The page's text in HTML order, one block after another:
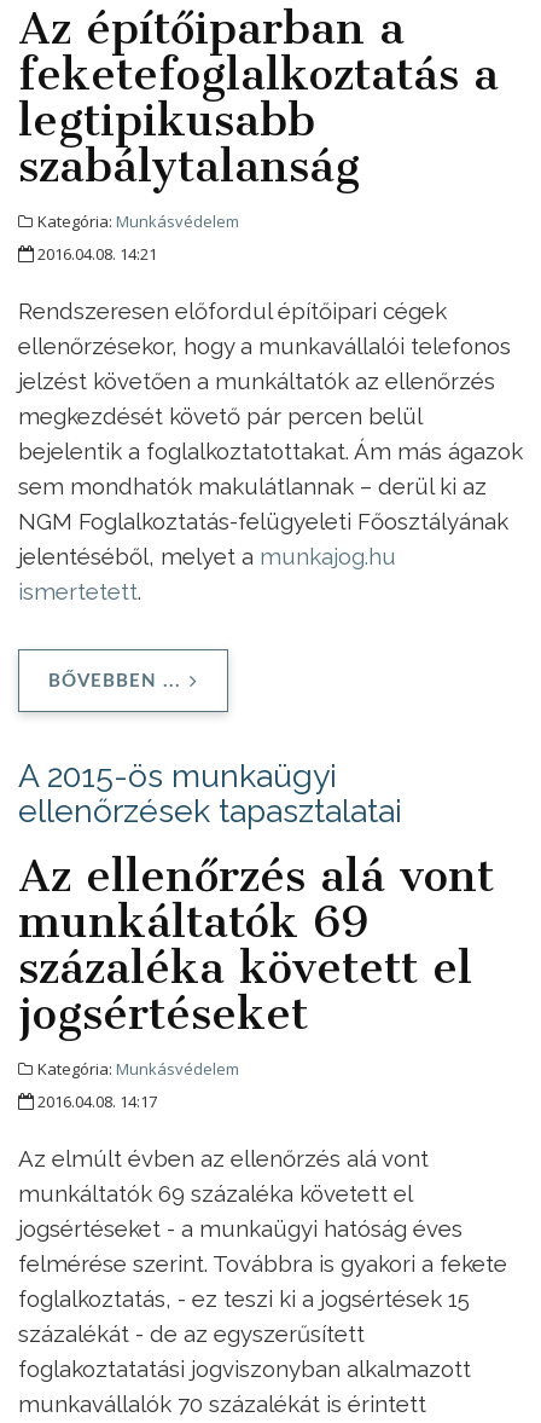
Az építőiparban a
feketefoglalkoztatás a
legtipikusabb
szabálytalanság
Kategória: Munkásvédelem
2016.04.08. 14:21
Rendszeresen előfordul építőipari cégek
ellenőrzésekor, hogy a munkavállalói telefonos
jelzést követően a munkáltatók az ellenőrzés
megkezdését követő pár percen belül
bejelentik a foglalkoztatottakat. Ám más ágazok
sem mondhatók makulátlannak – derül ki az
NGM Foglalkoztatás-felügyeleti Főosztályának
jelentéséből, melyet a munkajog.hu
ismertetett.
BŐVEBBEN ...
A 2015-ös munkaügyi
ellenőrzések tapasztalatai
Az ellenőrzés alá vont
munkáltatók 69
százaléka követett el
jogsértéseket
Kategória: Munkásvédelem
2016.04.08. 14:17
Az elmúlt évben az ellenőrzés alá vont
munkáltatók 69 százaléka követett el
jogsértéseket - a munkaügyi hatóság éves
felmérése szerint. Továbbra is gyakori a fekete
foglalkoztatás, - ez teszi ki a jogsértések 15
százalékát - de az egyszerűsített
foglakoztatatási jogviszonyban alkalmazott
munkavállalók 70 százalékát is érintett